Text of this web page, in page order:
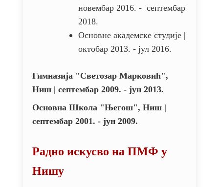
новембар 2016. - септембар
2018.
Основне академске студије |
октобар 2013. - јул 2016.
Гимназија "Светозар Марковић",
Ниш | септембар 2009. - јун 2013.
Основна Школа "Његош", Ниш |
септембар 2001. - јун 2009.
Радно искусво на ПМФ у
Нишу